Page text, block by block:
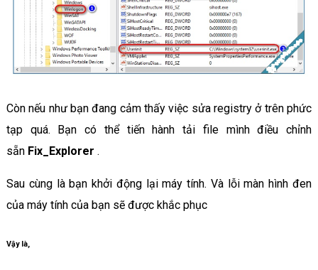
Còn nếu như bạn đang cảm thấy việc sửa registry ở trên phức
tạp quá. Bạn có thể tiến hành tải file mình điều chỉnh
sẵn Fix_Explorer .
Sau cùng là bạn khởi động lại máy tính. Và lỗi màn hình đen
của máy tính của bạn sẽ được khắc phục
Vậy là,